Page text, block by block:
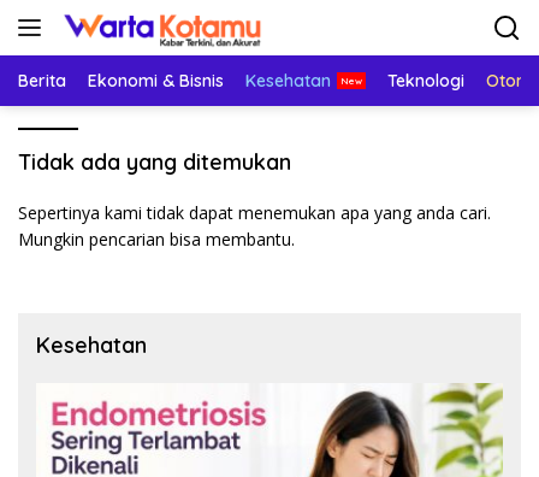
Langsung
Berita Ekonomi & Bisnis Kesehatan Teknologi
Tidak ada yang ditemukan
Sepertinya kami tidak dapat menemukan apa yang anda cari.
Mungkin pencarian bisa membantu.
Kesehatan